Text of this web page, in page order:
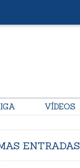
VÍDEOS
ENTRADAS